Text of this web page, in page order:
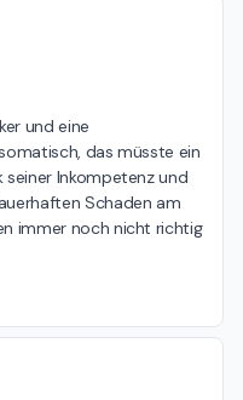
und eine
das müsste ein
Inkompetenz und
Schaden am
immer noch nicht richtig